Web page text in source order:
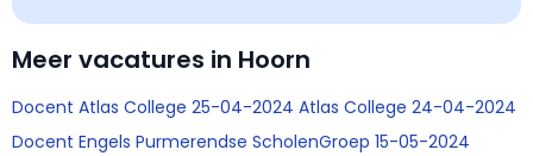
Meer vacatures in Hoorn
Docent Atlas College 25-04-2024 Atlas College 24-04-2024
Docent Engels Purmerendse ScholenGroep 15-05-2024